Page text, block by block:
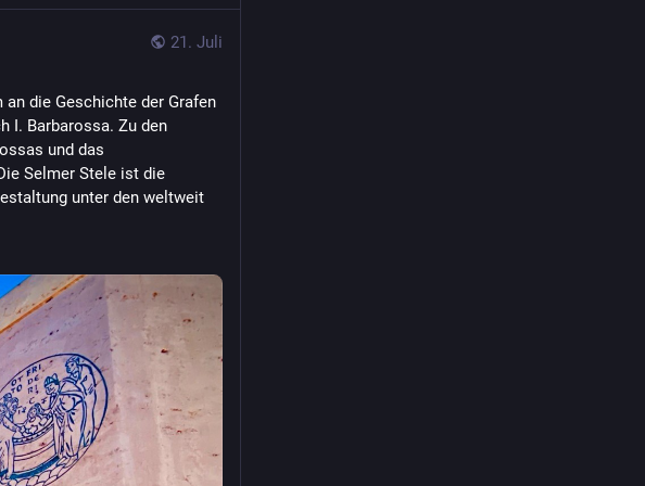
21. Juli
die Geschichte der Grafen
I. Barbarossa. Zu den
und das
Selmer Stele ist die
unter den weltweit